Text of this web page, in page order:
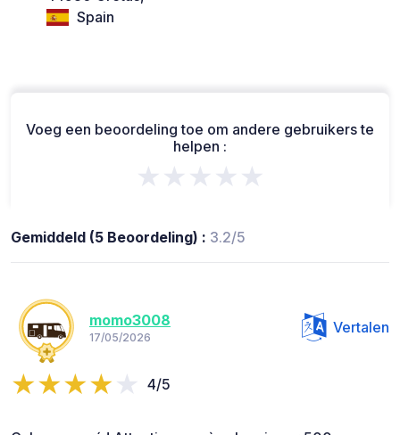
Spain
Voeg een beoordeling toe om andere gebruikers te
helpen :
★★★★★
Gemiddeld (5 Beoordeling) : 3.2/5
momo3008
17/05/2026
Vertalen
4/5